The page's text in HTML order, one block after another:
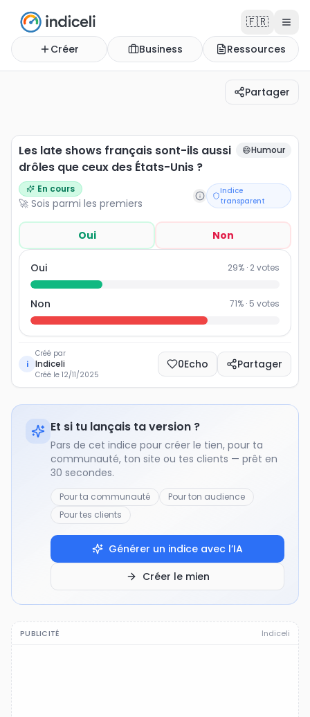
🇫🇷
Créer Business Ressources
Partager
Les late shows français sont-ils aussi drôles que ceux
Les late shows français sont-ils aussi
drôles que ceux des États-Unis ?
😄Humour
En cours
🚀 Sois parmi les premiers
Indice
transparent
Oui Non
Oui 29% · 2votes
Non 71% · 5 votes
i
Créé par
Indiceli
Créé le 12/11/2025
0Echo Partager
Et si tu lançais ta version ?
Pars de cet indice pour créer le tien, pour ta
communauté, ton site ou tes clients — prêt en
30 secondes.
Pour ta communauté
Pour ton audience
Pour tes clients
Générer un indice avec l’IA
Créer le mien
PUBLICITÉ Indiceli